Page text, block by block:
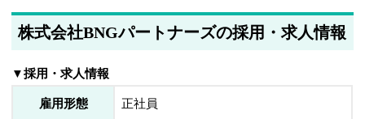
株式会社BNGパートナーズの採用・求人情報
▼採用・求人情報
雇用形態 正社員